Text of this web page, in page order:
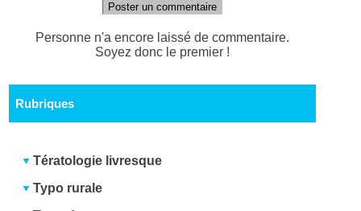
Poster un commentaire
Personne n'a encore laissé de commentaire.
Soyez donc le premier !
Rubriques
Tératologie livresque
Typo rurale